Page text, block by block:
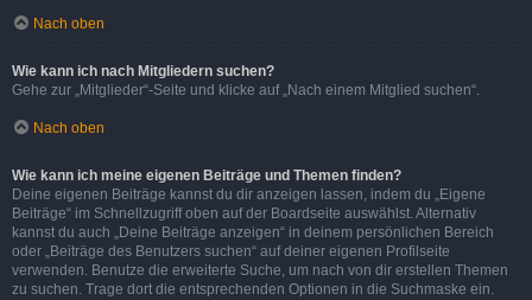
Nach oben
Wie kann ich nach Mitgliedern suchen?
Gehe zur „Mitglieder“-Seite und klicke auf „Nach einem Mitglied suchen“.
Nach oben
Wie kann ich meine eigenen Beiträge und Themen finden?
Deine eigenen Beiträge kannst du dir anzeigen lassen, indem du „Eigene
Beiträge“ im Schnellzugriff oben auf der Boardseite auswählst. Alternativ
kannst du auch „Deine Beiträge anzeigen“ in deinem persönlichen Bereich
oder „Beiträge des Benutzers suchen“ auf deiner eigenen Profilseite
verwenden. Benutze die erweiterte Suche, um nach von dir erstellen Themen
zu suchen. Trage dort die entsprechenden Optionen in die Suchmaske ein.